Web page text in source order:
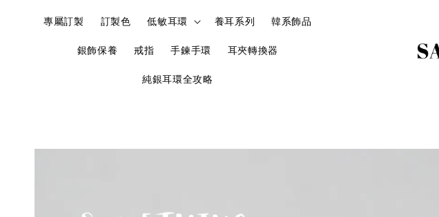
專屬訂製 訂製色 低敏耳環 養耳系列 韓系飾品
銀飾保養 戒指 手鍊手環 耳夾轉換器
純銀耳環全攻略